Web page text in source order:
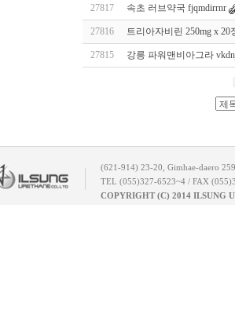
27817 속초 러브약국 fjqmdirrnr
27816 트리아자비린 250mg x
27815 강릉 파워맨비아그라
(621-914) 23-20, Gimhae-daero
TEL (055)327-6523~4 / FAX
COPYRIGHT (C) 2014 ILSUNG